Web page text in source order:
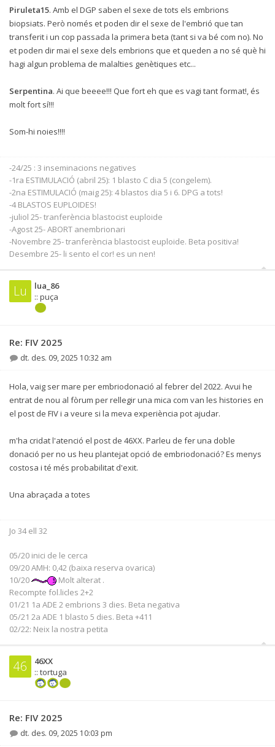
Piruleta15. Amb el DGP saben el sexe de tots els embrions
biopsiats. Però només et poden dir el sexe de l'embrió que tan
transferit i un cop passada la primera beta (tant si va bé com no). No
et poden dir mai el sexe dels embrions que et queden a no sé què hi
hagi algun problema de malalties genètiques etc...
Serpentina. Ai que beeee!!! Que fort eh que es vagi tant format!, és
molt fort sí!!!
Som-hi noies!!!!
-24/25 : 3 inseminacions negatives
-1ra ESTIMULACIÓ (abril 25): 1 blasto C dia 5 (congelem).
-2na ESTIMULACIÓ (maig 25): 4 blastos dia 5 i 6. DPG a tots!
-4 BLASTOS EUPLOIDES!
-juliol 25- tranferència blastocist euploide
-Agost 25- ABORT anembrionari
-Novembre 25- tranferència blastocist euploide. Beta positiva!
Desembre 25- li sento el cor! es un nen!
Lu
lua_86
:: puça
Re: FIV 2025
dt. des. 09, 2025 10:32 am
Hola, vaig ser mare per embriodonació al febrer del 2022. Avui he
entrat de nou al fòrum per rellegir una mica com van les histories en
el post de FIV i a veure si la meva experiència pot ajudar.
m'ha cridat l'atenció el post de 46XX. Parleu de fer una doble
donació per no us heu plantejat opció de embriodonació? Es menys
costosa i té més probabilitat d'exit.
Una abraçada a totes
Jo 34 ell 32
05/20 inici de le cerca
09/20 AMH: 0,42 (baixa reserva ovarica)
10/20
Molt alterat .
Recompte fol.licles 2+2
01/21 1a ADE 2 embrions 3 dies. Beta negativa
05/21 2a ADE 1 blasto 5 dies. Beta +411
02/22: Neix la nostra petita
46
46XX
:: tortuga
Re: FIV 2025
dt. des. 09, 2025 10:03 pm